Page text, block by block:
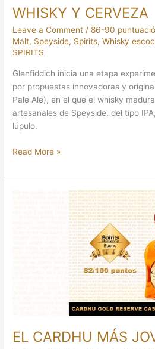
WHISKY Y CERVEZA
Leave a Comment /86-90
Malt, Speyside, Spirits,Whisky
SPIRITS
Glenfiddich inicia una etapa
por propuestas innovadoras y
Pale Ale), en el que el whisky
artesanales de Speyside, del tipo
lúpulo.
Read More »
EL CARDHU MÁS